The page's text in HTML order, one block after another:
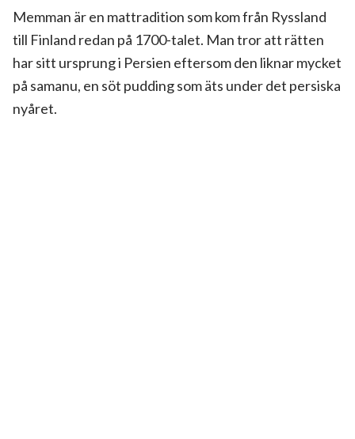
Memman är en mattradition som kom från Ryssland
till Finland redan på 1700-talet. Man tror att rätten
har sitt ursprung i Persien eftersom den liknar mycket
på samanu, en söt pudding som äts under det persiska
nyåret.